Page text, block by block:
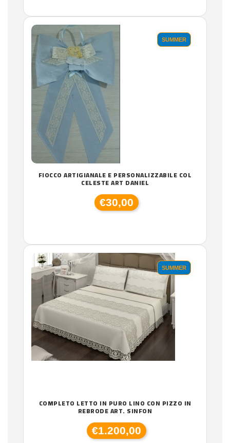
SUMMER
FIOCCO ARTIGIANALE E PERSONALIZZABILE COL
CELESTE ART DANIEL
€30,00
SUMMER
COMPLETO LETTO IN PURO LINO CON PIZZO IN
REBRODE ART. SINFON
€1.200,00